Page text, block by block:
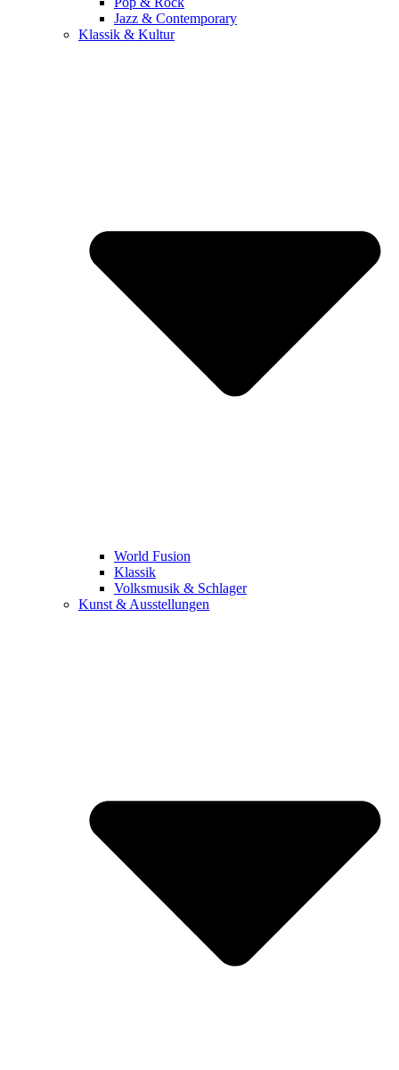
Jazz & Contemporary
Klassik & Kultur
World Fusion
Klassik
Volksmusik & Schlager
Kunst & Ausstellungen